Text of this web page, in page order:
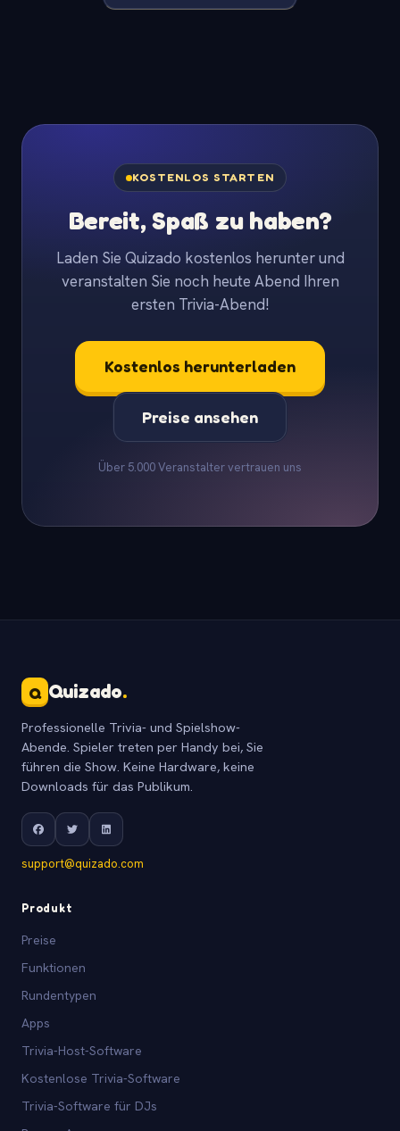
KOSTENLOS STARTEN
Bereit, Spaß zu haben?
Laden Sie Quizado kostenlos herunter und
veranstalten Sie noch heute Abend Ihren
ersten Trivia-Abend!
Kostenlos herunterladen
Preise ansehen
Über 5.000 Veranstalter vertrauen uns
Q Quizado.
Professionelle Trivia- und Spielshow-
Abende. Spieler treten per Handy bei, Sie
führen die Show. Keine Hardware, keine
Downloads für das Publikum.
support@quizado.com
Produkt
Preise
Funktionen
Rundentypen
Apps
Trivia-Host-Software
Kostenlose Trivia-Software
Trivia-Software für DJs